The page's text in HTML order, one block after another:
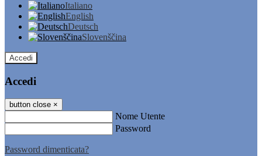
Italiano
English
Deutsch
Slovenščina
Accedi
Accedi
button close ×
Nome Utente
Password
Password dimenticata?